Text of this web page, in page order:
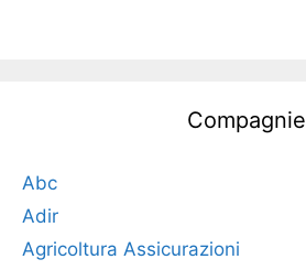
Compagnie
Abc
Adir
Agricoltura Assicurazioni